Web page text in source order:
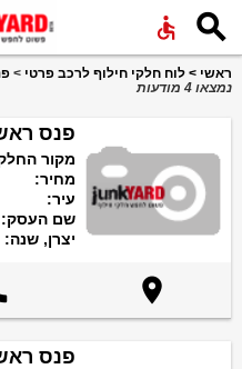

ראשי > לוח חלקי חילוף לרכב פרטי >
נמצאו 4 מודעות
פנס
מקור
מחיר:
עיר:
שם העסק:
יצרן, שנה:

פנס